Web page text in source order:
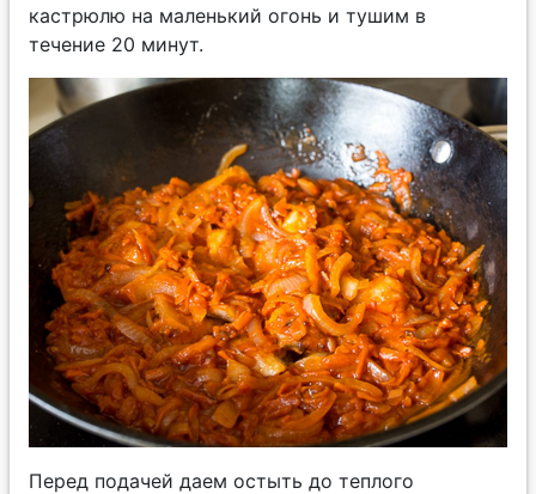
кастрюлю на маленький огонь и тушим в
течение 20 минут.
Перед подачей даем остыть до теплого